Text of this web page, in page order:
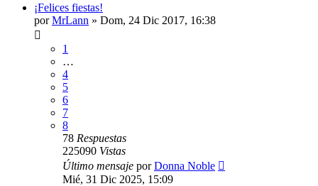
¡Felices fiestas!
porMrLann » Dom, 24 Dic 2017, 16:38
1
…
4
5
6
7
8
78 Respuestas
225090 Vistas
Último mensaje porDonna Noble
Mié, 31 Dic 2025, 15:09